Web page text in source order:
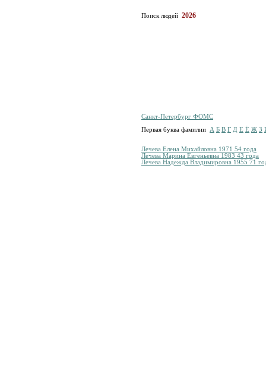
Поиск людей 2026
Санкт-Петербург ФОМС
Первая буква фамилии А Б В Г Д Е Ё Ж З
Лечева Елена Михайловна 1971 54 года
Лечева Марина Евгеньевна 1983 43 года
Лечева Надежда Владимировна 1955 71